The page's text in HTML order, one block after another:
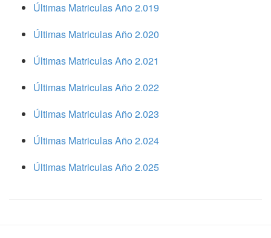
Últimas Matriculas Año 2.019
Últimas Matriculas Año 2.020
Últimas Matriculas Año 2.021
Últimas Matriculas Año 2.022
Últimas Matriculas Año 2.023
Últimas Matriculas Año 2.024
Últimas Matriculas Año 2.025